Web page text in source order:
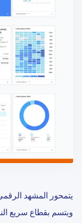
يتمحور المشهد
ويتسم بقطاع سريع